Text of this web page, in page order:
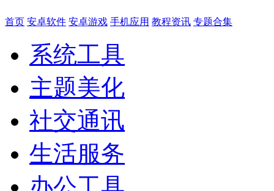
首页 安卓软件 安卓游戏 手机应用 教程资讯 专题合集
系统工具
主题美化
社交通讯
生活服务